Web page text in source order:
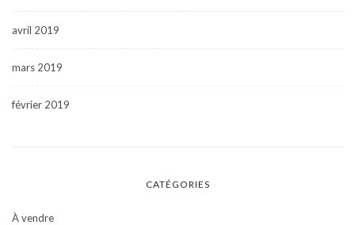
avril 2019
mars 2019
février 2019
CATÉGORIES
À vendre